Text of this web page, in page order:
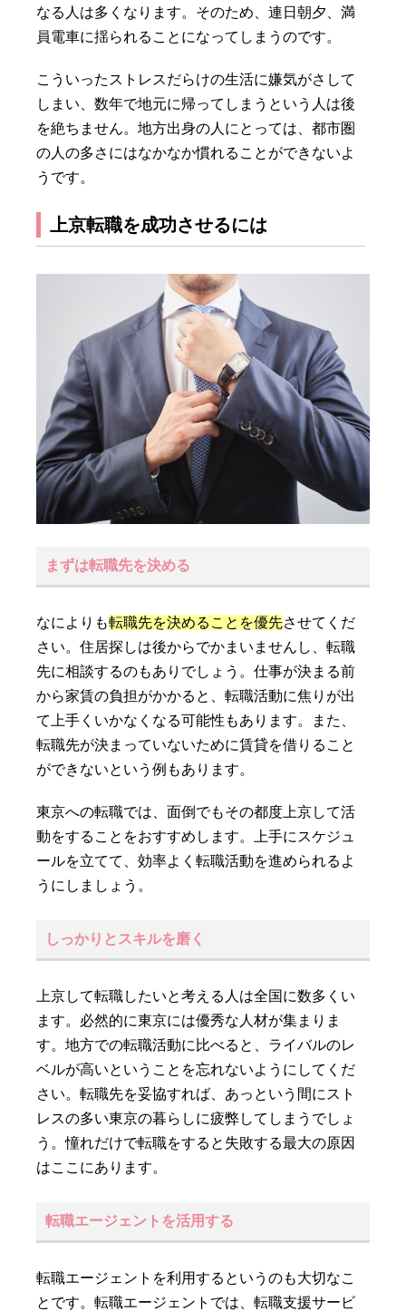
なる人は多くなります。そのため、連日朝夕、満
員電車に揺られることになってしまうのです。
こういったストレスだらけの生活に嫌気がさして
しまい、数年で地元に帰ってしまうという人は後
を絶ちません。地方出身の人にとっては、都市圏
の人の多さにはなかなか慣れることができないよ
うです。
上京転職を成功させるには
まずは転職先を決める
なによりも転職先を決めることを優先させてくだ
さい。住居探しは後からでかまいませんし、転職
先に相談するのもありでしょう。仕事が決まる前
から家賃の負担がかかると、転職活動に焦りが出
て上手くいかなくなる可能性もあります。また、
転職先が決まっていないために賃貸を借りること
ができないという例もあります。
東京への転職では、面倒でもその都度上京して活
動をすることをおすすめします。上手にスケジュ
ールを立てて、効率よく転職活動を進められるよ
うにしましょう。
しっかりとスキルを磨く
上京して転職したいと考える人は全国に数多くい
ます。必然的に東京には優秀な人材が集まりま
す。地方での転職活動に比べると、ライバルのレ
ベルが高いということを忘れないようにしてくだ
さい。転職先を妥協すれば、あっという間にスト
レスの多い東京の暮らしに疲弊してしまうでしょ
う。憧れだけで転職をすると失敗する最大の原因
はここにあります。
転職エージェントを活用する
転職エージェントを利用するというのも大切なこ
とです。転職エージェントでは、転職支援サービ